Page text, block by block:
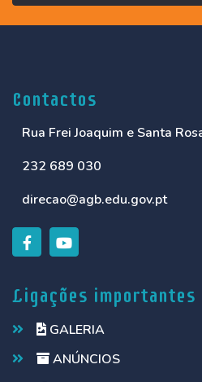
Contactos
Rua Frei Joaquim e Santa
232 689 030
direcao@agb.edu.gov.pt
Ligações importantes
GALERIA
ANÚNCIOS